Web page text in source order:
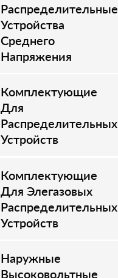
Распределительные
Устройства
Среднего
Напряжения
–
Комплектующие
Для
Распределительных
Устройств
–
Комплектующие
Для Элегазовых
Распределительных
Устройств
–
Наружные
Высоковольтные
–